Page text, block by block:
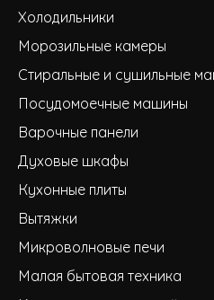
Холодильники
Морозильные камеры
Стиральные и сушильные
Посудомоечные машины
Варочные панели
Духовые шкафы
Кухонные плиты
Вытяжки
Микроволновые печи
Малая бытовая техника